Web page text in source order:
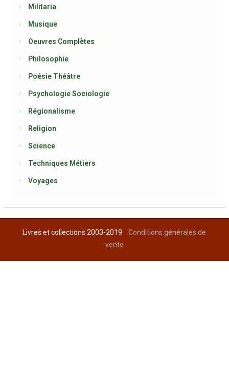
Militaria
Musique
Oeuvres Complètes
Philosophie
Poésie Théâtre
Psychologie Sociologie
Régionalisme
Religion
Science
Techniques Métiers
Voyages
Livres et collections 2003-2019Conditions générales de
vente